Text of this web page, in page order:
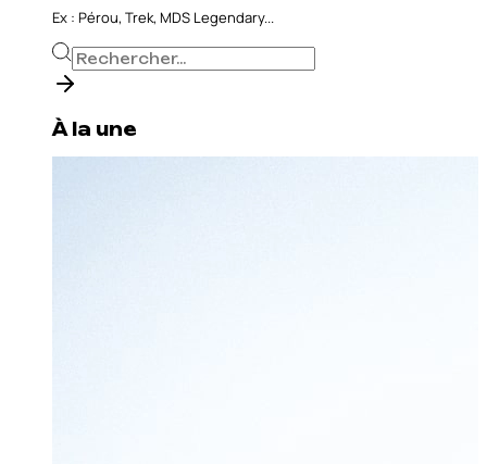
Ex : Pérou, Trek, MDS Legendary...
À la une